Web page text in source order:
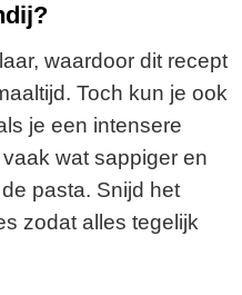
waardoor dit recept
Toch kun je ook
je een intensere
wat sappiger en
pasta. Snijd het
zodat alles tegelijk